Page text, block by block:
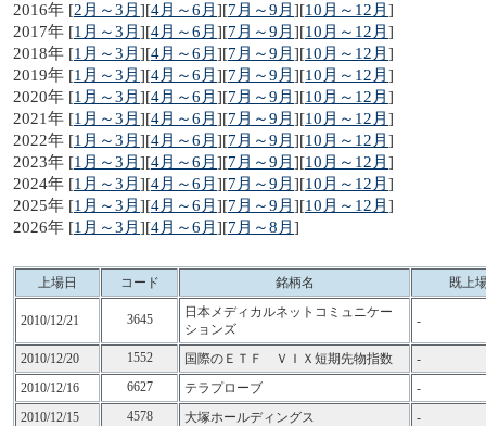
2016年 [2月～3月 ][4月～6月 ][7月～9月 ][10月～12月 ]
2017年 [1月～3月 ][4月～6月 ][7月～9月 ][10月～12月 ]
2018年 [1月～3月 ][4月～6月 ][7月～9月 ][10月～12月 ]
2019年 [1月～3月 ][4月～6月 ][7月～9月 ][10月～12月 ]
2020年 [1月～3月 ][4月～6月 ][7月～9月 ][10月～12月 ]
2021年 [1月～3月 ][4月～6月 ][7月～9月 ][10月～12月 ]
2022年 [1月～3月 ][4月～6月 ][7月～9月 ][10月～12月 ]
2023年 [1月～3月 ][4月～6月 ][7月～9月 ][10月～12月 ]
2024年 [1月～3月 ][4月～6月 ][7月～9月 ][10月～12月 ]
2025年 [1月～3月 ][4月～6月 ][7月～9月 ][10月～12月 ]
2026年 [1月～3月 ][4月～6月 ][7月～8月 ]
上場日 コード 銘柄名 既上
2010/12/21 3645
日本メディカルネットコミュニケー
ションズ
-
2010/12/20 1552 国際のＥＴＦ ＶＩＸ短期先物指数
-
2010/12/16
6627 テラプローブ
-
2010/12/15
4578 大塚ホールディングス
-